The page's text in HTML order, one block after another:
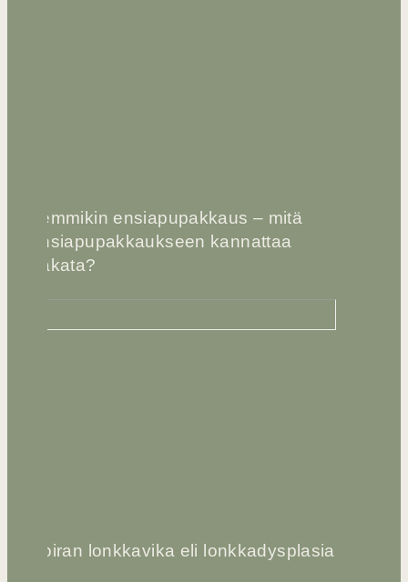
Lemmikin ensiapupakkaus – mitä
ensiapupakkaukseen kannattaa
pakata?
Koiran lonkkavika eli lonkkadysplasia